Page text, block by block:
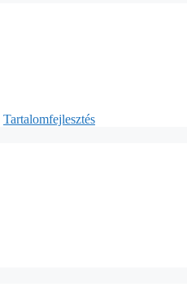
Tartalomfejlesztés